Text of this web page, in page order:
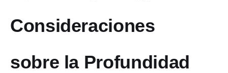
Consideraciones
sobre la Profundidad